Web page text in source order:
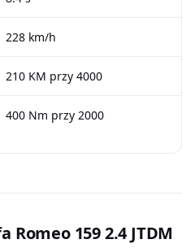
228 km/h
210 KM przy 4000
400 Nm przy 2000
Romeo 159 2.4 JTDM